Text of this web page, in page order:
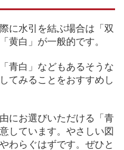
に水引を結ぶ場合は「双
黄白」が一般的です。
青白」などもあるそうな
てみることをおすすめし
にお選びいただける「青
しています。やさしい図
わらぐはずです。ぜひと